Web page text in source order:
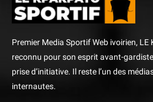
Premier Media Sportif Web ivoirien, LE
reconnu pour son esprit avant-
prise d’initiative. Il reste l’un des
internautes.